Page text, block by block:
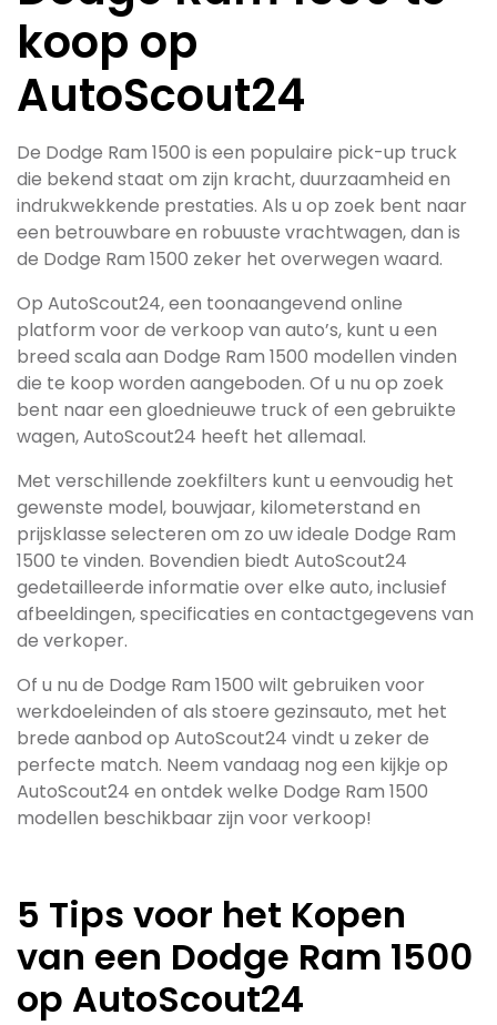
koop op
AutoScout24
De Dodge Ram 1500 is een populaire pick-up truck
die bekend staat om zijn kracht, duurzaamheid en
indrukwekkende prestaties. Als u op zoek bent naar
een betrouwbare en robuuste vrachtwagen, dan is
de Dodge Ram 1500 zeker het overwegen waard.
Op AutoScout24, een toonaangevend online
platform voor de verkoop van auto’s, kunt u een
breed scala aan Dodge Ram 1500 modellen vinden
die te koop worden aangeboden. Of u nu op zoek
bent naar een gloednieuwe truck of een gebruikte
wagen, AutoScout24 heeft het allemaal.
Met verschillende zoekfilters kunt u eenvoudig het
gewenste model, bouwjaar, kilometerstand en
prijsklasse selecteren om zo uw ideale Dodge Ram
1500 te vinden. Bovendien biedt AutoScout24
gedetailleerde informatie over elke auto, inclusief
afbeeldingen, specificaties en contactgegevens van
de verkoper.
Of u nu de Dodge Ram 1500 wilt gebruiken voor
werkdoeleinden of als stoere gezinsauto, met het
brede aanbod op AutoScout24 vindt u zeker de
perfecte match. Neem vandaag nog een kijkje op
AutoScout24 en ontdek welke Dodge Ram 1500
modellen beschikbaar zijn voor verkoop!
5 Tips voor het Kopen
van een Dodge Ram 1500
op AutoScout24